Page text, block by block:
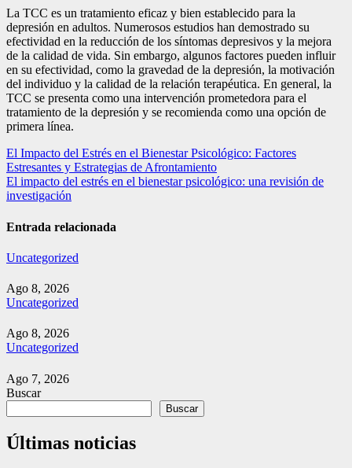
La TCC es un tratamiento eficaz y bien establecido para la
depresión en adultos. Numerosos estudios han demostrado su
efectividad en la reducción de los síntomas depresivos y la mejora
de la calidad de vida. Sin embargo, algunos factores pueden influir
en su efectividad, como la gravedad de la depresión, la motivación
del individuo y la calidad de la relación terapéutica. En general, la
TCC se presenta como una intervención prometedora para el
tratamiento de la depresión y se recomienda como una opción de
primera línea.
Navegación
de
entradas
El Impacto del Estrés en el Bienestar Psicológico: Factores
Estresantes y Estrategias de Afrontamiento
El impacto del estrés en el bienestar psicológico: una revisión de
investigación
Entrada relacionada
Uncategorized
Ago 8, 2026
Uncategorized
Ago 8, 2026
Uncategorized
Ago 7, 2026
Buscar
Buscar
Últimas noticias